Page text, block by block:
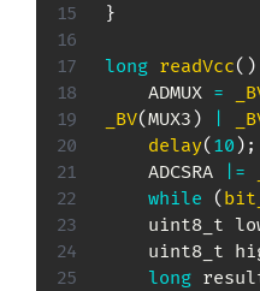
}
long readVcc( )
	ADMUX
=
_BV(MUX3 )
delay( 10 ) ;
	ADCSRA
|=
while
(
uint8_t
uint8_t
long